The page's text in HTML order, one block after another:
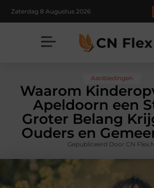
Zaterdag 8 Augustus 2026
Aanbiedingen
Waarom
Apeldoorn een
Groter Belang
Ouders en
Gepubliceerd Door CN